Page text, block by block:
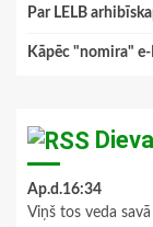
Par LELB
Kāpēc "nomira"
Ap.d.16:34
Viņš tos veda